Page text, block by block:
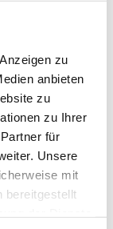
zu
anbieten
zu
zu Ihrer
für
Unsere
mit
bereitgestellt